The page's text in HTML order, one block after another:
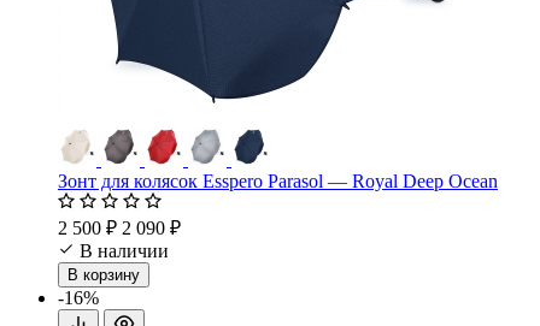
Зонт для колясок Esspero Parasol — Royal Deep Ocean
2 500 ₽ 2 090 ₽
В наличии
В корзину
-16%